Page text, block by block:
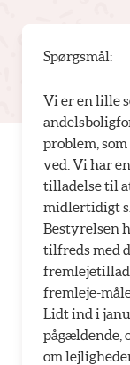
Spørgsmål:
Vi er en lille
problem,
ved. Vi har
tilladelse til
midlertidigt
Bestyrelsen
tilfreds med
fremleje-
Lidt ind i
pågældende,
om